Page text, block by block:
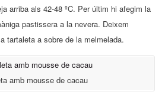
arriba als 42-48 ºC. Per últim hi afegim la
pastissera a la nevera. Deixem
tartaleta a sobre de la melmelada.
amb mousse de cacau